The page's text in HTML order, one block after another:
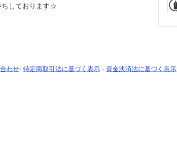
ちしております☆
わせ- 特定商取引法に基づく表示 - 資金決済法に基づく表示